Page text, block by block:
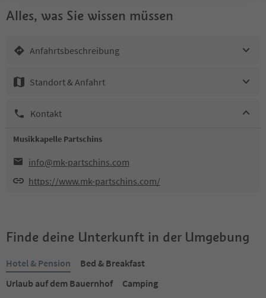
Alles, was Sie wissen müssen
Anfahrtsbeschreibung
Standort & Anfahrt
Kontakt
Musikkapelle Partschins
info@mk-partschins.com
https://www.mk-partschins.com/
Finde deine Unterkunft in der Umgebung
Hotel & Pension
Bed & Breakfast
Urlaub auf dem Bauernhof
Camping